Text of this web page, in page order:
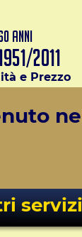
e Prezzo
servizi